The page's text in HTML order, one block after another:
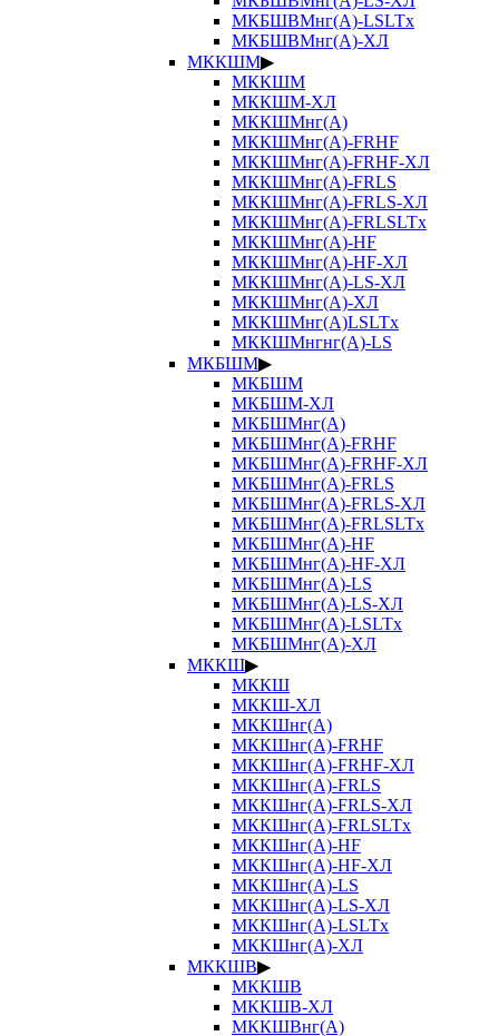
МКБШВМнг(А)-LSLTx
МКБШВМнг(А)-ХЛ
МККШМ▶
МККШМ
МККШМ-ХЛ
МККШМнг(А)
МККШМнг(А)-FRHF
МККШМнг(А)-FRHF-ХЛ
МККШМнг(А)-FRLS
МККШМнг(А)-FRLS-ХЛ
МККШМнг(А)-FRLSLTx
МККШМнг(А)-HF
МККШМнг(А)-HF-ХЛ
МККШМнг(А)-LS-ХЛ
МККШМнг(А)-ХЛ
МККШМнг(А)LSLTx
МККШМнгнг(А)-LS
МКБШМ▶
МКБШМ
МКБШМ-ХЛ
МКБШМнг(А)
МКБШМнг(А)-FRHF
МКБШМнг(А)-FRHF-ХЛ
МКБШМнг(А)-FRLS
МКБШМнг(А)-FRLS-ХЛ
МКБШМнг(А)-FRLSLTx
МКБШМнг(А)-HF
МКБШМнг(А)-HF-ХЛ
МКБШМнг(А)-LS
МКБШМнг(А)-LS-ХЛ
МКБШМнг(А)-LSLTx
МКБШМнг(А)-ХЛ
МККШ▶
МККШ
МККШ-ХЛ
МККШнг(А)
МККШнг(А)-FRHF
МККШнг(А)-FRHF-ХЛ
МККШнг(А)-FRLS
МККШнг(А)-FRLS-ХЛ
МККШнг(А)-FRLSLTx
МККШнг(А)-HF
МККШнг(А)-HF-ХЛ
МККШнг(А)-LS
МККШнг(А)-LS-ХЛ
МККШнг(А)-LSLTx
МККШнг(А)-ХЛ
МККШВ▶
МККШВ
МККШВ-ХЛ
МККШВнг(А)